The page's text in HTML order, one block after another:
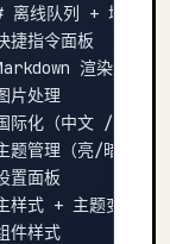
线队列 + 增量同
指令面板
渲染 + 代
处理
（中文 /
理（亮/暗/自动
面板
+ 主题变量
样式